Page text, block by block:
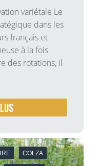
variétale Le
dans les
français et
à la fois
des rotations, il
COLZA